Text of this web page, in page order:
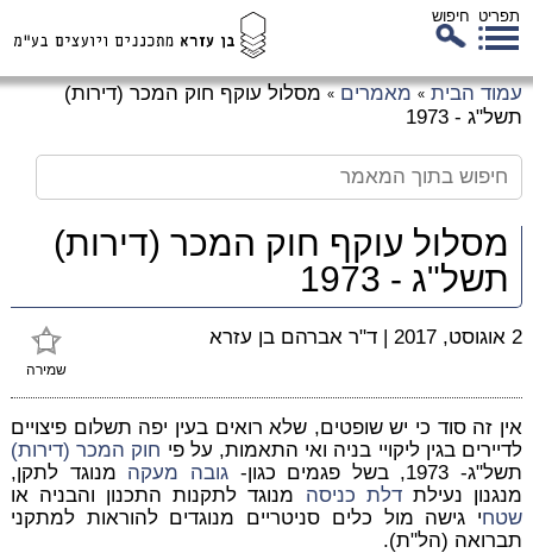
תפריט חיפוש
עמוד הבית » מאמרים » מסלול עוקף חוק המכר (דירות)
תשל"ג - 1973
מסלול עוקף חוק המכר (דירות)
תשל"ג - 1973
שמירה
2 אוגוסט, 2017 | ד"ר אברהם בן עזרא
אין זה סוד כי יש שופטים, שלא רואים בעין יפה תשלום פיצויים
לדיירים בגין ליקויי בניה ואי התאמות, על פי חוק המכר (דירות)
תשל"ג- 1973, בשל פגמים כגון-
גובה מעקה מנוגד לתקן,
מנגנון נעילתדלת כניסה מנוגד לתקנות התכנון והבניה או
שטחי גישה מול כלים סניטריים מנוגדים להוראות למתקני
תברואה (הל"ת).